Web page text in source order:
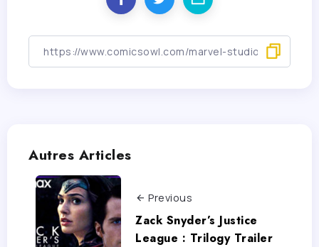
Autres Articles
Previous
Zack Snyder’s Justice
League : Trilogy Trailer